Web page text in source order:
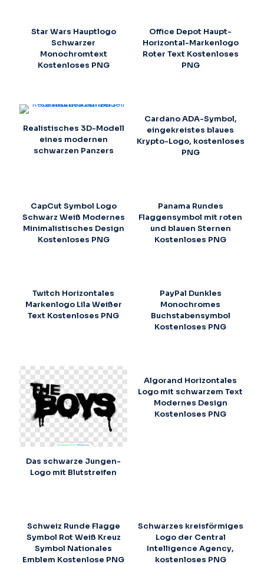
Star Wars Hauptlogo
Schwarzer
Monochromtext
Kostenloses PNG
Office Depot Haupt-
Horizontal-Markenlogo
Roter Text Kostenloses
PNG
Realistisches 3D-Modell
eines modernen
schwarzen Panzers
Cardano ADA-Symbol,
eingekreistes blaues
Krypto-Logo, kostenloses
PNG
CapCut Symbol Logo
Schwarz Weiß Modernes
Minimalistisches Design
Kostenloses PNG
Panama Rundes
Flaggensymbol mit roten
und blauen Sternen
Kostenloses PNG
Twitch Horizontales
Markenlogo Lila Weißer
Text Kostenloses PNG
PayPal Dunkles
Monochromes
Buchstabensymbol
Kostenloses PNG
Das schwarze Jungen-
Logo mit Blutstreifen
Algorand Horizontales
Logo mit schwarzem Text
Modernes Design
Kostenloses PNG
Schweiz Runde Flagge
Symbol Rot Weiß Kreuz
Symbol Nationales
Emblem Kostenlose PNG
Schwarzes kreisförmiges
Logo der Central
Intelligence Agency,
kostenloses PNG